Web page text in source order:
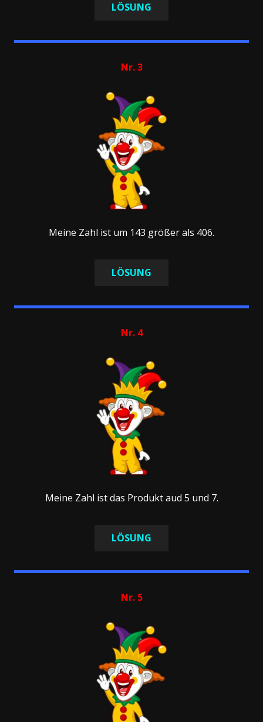
LÖSUNG
Nr. 3
Meine Zahl ist um 143 größer als 406.
LÖSUNG
Nr. 4
Meine Zahl ist das Produkt aud 5 und 7.
LÖSUNG
Nr. 5